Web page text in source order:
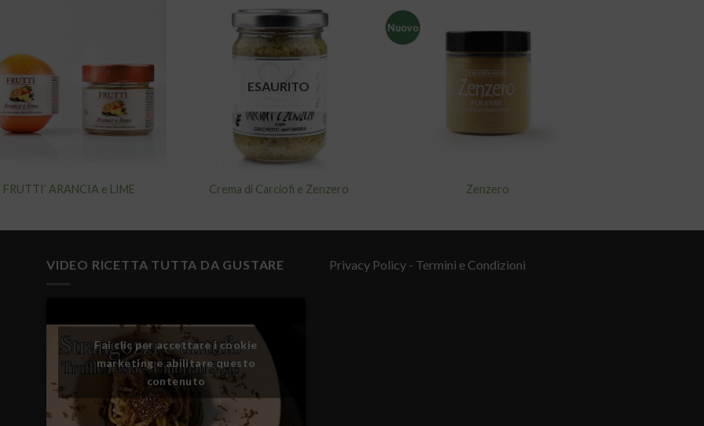
alla lista
desideri
FRUTTI’ ARANCIA e LIME
ESAURITO
Crema di Carciofi e Zenzero
Nuovo
Zenzero
VIDEO RICETTA TUTTA DA GUSTARE
Fai clic per accettare i cookie
marketing e abilitare questo
contenuto
Privacy Policy - Termini e Condizioni